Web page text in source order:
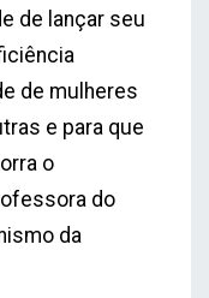
de lançar seu
de mulheres
e para que
o
do
da